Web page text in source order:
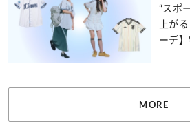
“スポ
上が
ーデ
MORE